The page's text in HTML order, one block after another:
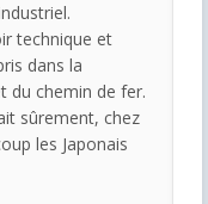
technique et
dans la
du chemin de fer.
sûrement, chez
les Japonais